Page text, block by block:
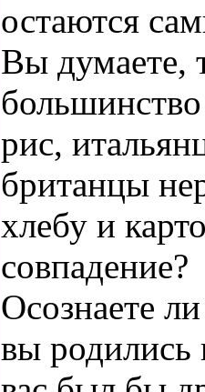
остаются
Вы думаете,
рис,
британцы
хлебу и
совпадение?
Осознаете
вы родились